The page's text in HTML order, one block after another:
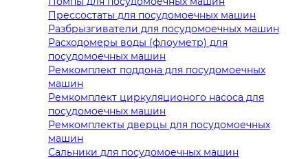
Прессостаты для посудомоечных машин
Разбрызгиватели для посудомоечных машин
Расходомеры воды (флоуметр) для
посудомоечных машин
Ремкомплект поддона для посудомоечных
машин
Ремкомплект циркуляционого насоса для
посудомоечных машин
Ремкомплекты дверцы для посудомоечных
машин
Сальники для посудомоечных машин